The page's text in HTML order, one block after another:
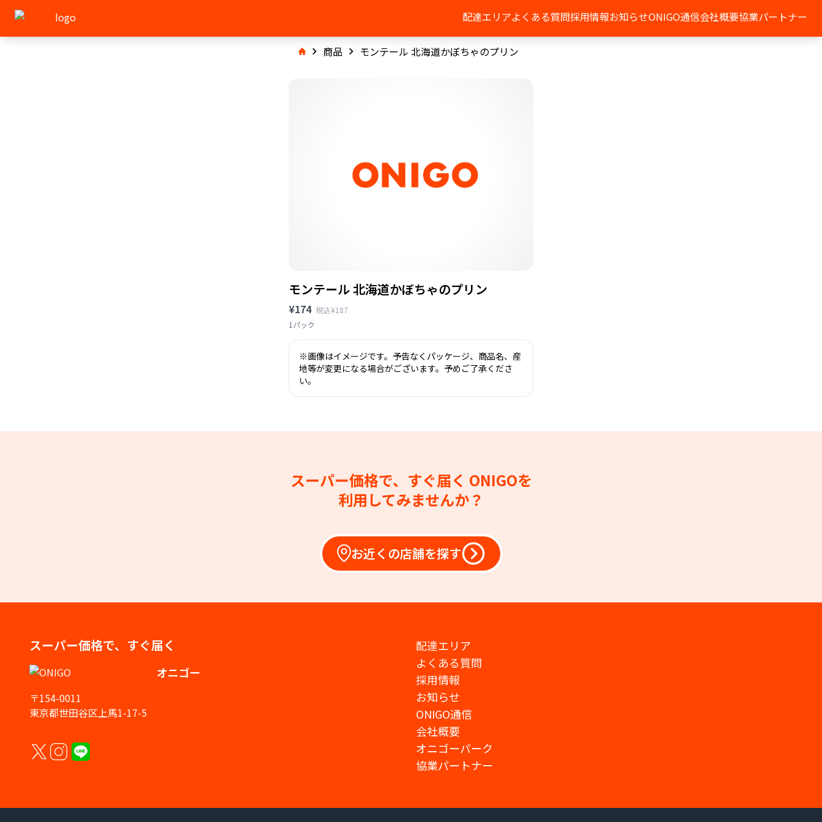
配達エリアよくある質問採用情報お知らせONIGO通信会社概要協業パートナー
商品 モンテール 北海道かぼちゃのプリン
モンテール 北海道かぼちゃのプリン
¥174 税込¥187
1パック
※画像はイメージです。予告なくパッケージ、商品名、産
地等が変更になる場合がございます。予めご了承くださ
い。
スーパー価格で、すぐ届く ONIGOを
利用してみませんか？
お近くの店舗を探す
スーパー価格で、すぐ届く
オニゴー
〒154-0011
東京都世田谷区上馬1-17-5
配達エリア
よくある質問
採用情報
お知らせ
ONIGO通信
会社概要
オニゴーパーク
協業パートナー